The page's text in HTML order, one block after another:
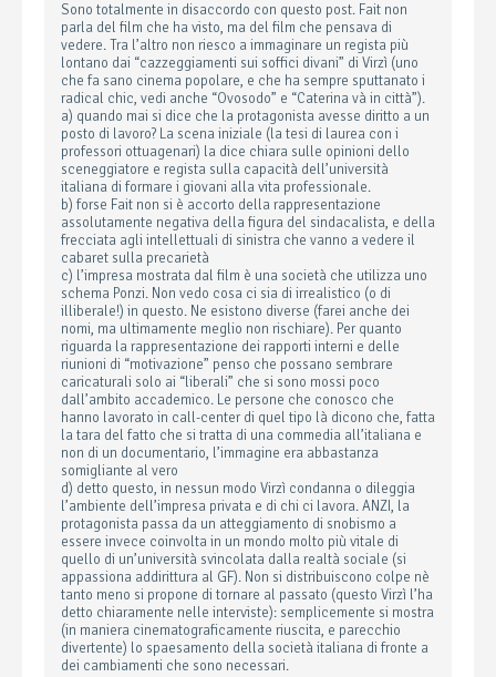
Sono totalmente in disaccordo con questo post. Fait non
parla del film che ha visto, ma del film che pensava di
vedere. Tra l’altro non riesco a immaginare un regista più
lontano dai “cazzeggiamenti sui soffici divani” di Virzì (uno
che fa sano cinema popolare, e che ha sempre sputtanato i
radical chic, vedi anche “Ovosodo” e “Caterina và in città”).
a) quando mai si dice che la protagonista avesse diritto a un
posto di lavoro? La scena iniziale (la tesi di laurea con i
professori ottuagenari) la dice chiara sulle opinioni dello
sceneggiatore e regista sulla capacità dell’università
italiana di formare i giovani alla vita professionale.
b) forse Fait non si è accorto della rappresentazione
assolutamente negativa della figura del sindacalista, e della
frecciata agli intellettuali di sinistra che vanno a vedere il
cabaret sulla precarietà
c) l’impresa mostrata dal film è una società che utilizza uno
schema Ponzi. Non vedo cosa ci sia di irrealistico (o di
illiberale!) in questo. Ne esistono diverse (farei anche dei
nomi, ma ultimamente meglio non rischiare). Per quanto
riguarda la rappresentazione dei rapporti interni e delle
riunioni di “motivazione” penso che possano sembrare
caricaturali solo ai “liberali” che si sono mossi poco
dall’ambito accademico. Le persone che conosco che
hanno lavorato in call-center di quel tipo là dicono che, fatta
la tara del fatto che si tratta di una commedia all’italiana e
non di un documentario, l’immagine era abbastanza
somigliante al vero
d) detto questo, in nessun modo Virzì condanna o dileggia
l’ambiente dell’impresa privata e di chi ci lavora. ANZI, la
protagonista passa da un atteggiamento di snobismo a
essere invece coinvolta in un mondo molto più vitale di
quello di un’università svincolata dalla realtà sociale (si
appassiona addirittura al GF). Non si distribuiscono colpe nè
tanto meno si propone di tornare al passato (questo Virzì l’ha
detto chiaramente nelle interviste): semplicemente si mostra
(in maniera cinematograficamente riuscita, e parecchio
divertente) lo spaesamento della società italiana di fronte a
dei cambiamenti che sono necessari.